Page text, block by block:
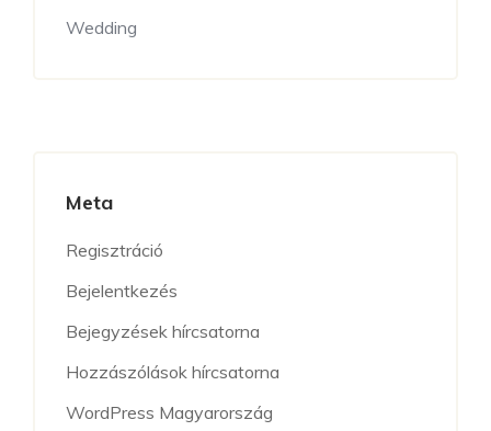
Wedding
Meta
Regisztráció
Bejelentkezés
Bejegyzések hírcsatorna
Hozzászólások hírcsatorna
WordPress Magyarország